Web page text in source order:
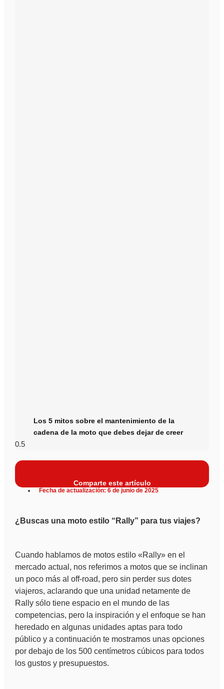
Los 5 mitos sobre el mantenimiento de la
cadena de la moto que debes dejar de creer
Comparte este artículo
Fecha de actualización: 6 de junio de 2025
¿Buscas una moto estilo “Rally” para tus viajes?
Cuando hablamos de motos estilo «Rally» en el
mercado actual, nos referimos a motos que se inclinan
un poco más al off-road, pero sin perder sus dotes
viajeros, aclarando que una unidad netamente de
Rally sólo tiene espacio en el mundo de las
competencias, pero la inspiración y el enfoque se han
heredado en algunas unidades aptas para todo
público y a continuación te mostramos unas opciones
por debajo de los 500 centímetros cúbicos para todos
los gustos y presupuestos.